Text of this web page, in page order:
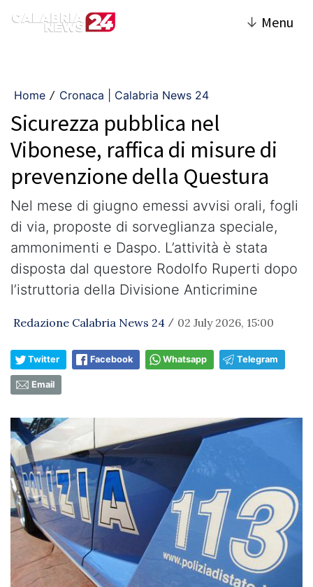
↓ Menu
Home / Cronaca | Calabria News 24
Sicurezza pubblica nel
Vibonese, raffica di misure di
prevenzione della Questura
Nel mese di giugno emessi avvisi orali, fogli
di via, proposte di sorveglianza speciale,
ammonimenti e Daspo. L’attività è stata
disposta dal questore Rodolfo Ruperti dopo
l’istruttoria della Divisione Anticrimine
Redazione Calabria News 24 / 02 July 2026, 15:00
Twitter Facebook Whatsapp Telegram
Email